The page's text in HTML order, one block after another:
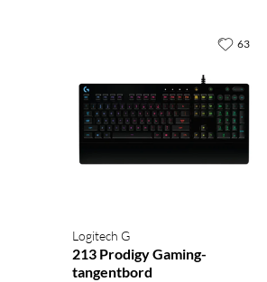
Logitech G
213 Prodigy Gaming-
tangentbord
63